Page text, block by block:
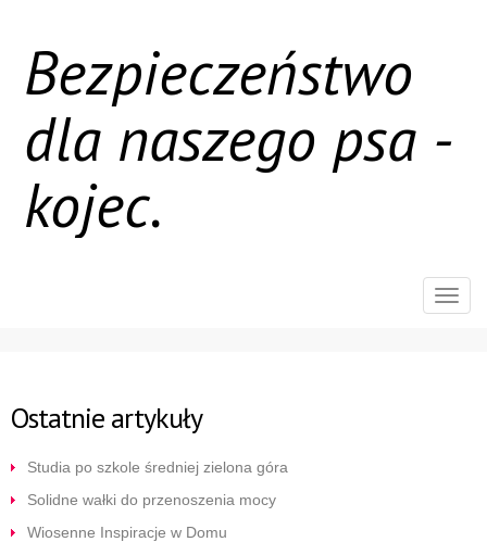
Bezpieczeństwo
dla naszego psa -
kojec.
Ostatnie artykuły
Studia po szkole średniej zielona góra
Solidne wałki do przenoszenia mocy
Wiosenne Inspiracje w Domu